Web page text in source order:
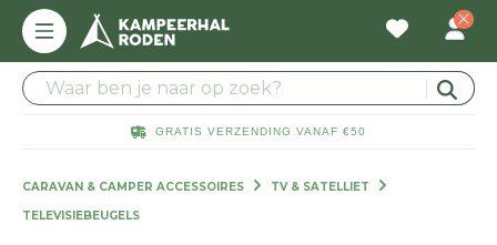
GRATIS VERZENDING VANAF €50
CARAVAN & CAMPER ACCESSOIRES
TV & SATELLIET
TELEVISIEBEUGELS